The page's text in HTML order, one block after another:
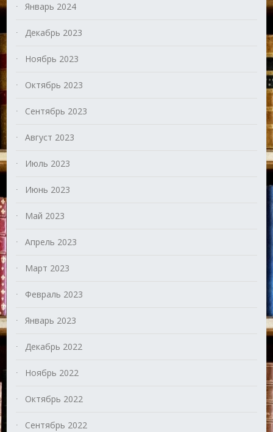
Январь 2024
Декабрь 2023
Ноябрь 2023
Октябрь 2023
Сентябрь 2023
Август 2023
Июль 2023
Июнь 2023
Май 2023
Апрель 2023
Март 2023
Февраль 2023
Январь 2023
Декабрь 2022
Ноябрь 2022
Октябрь 2022
Сентябрь 2022